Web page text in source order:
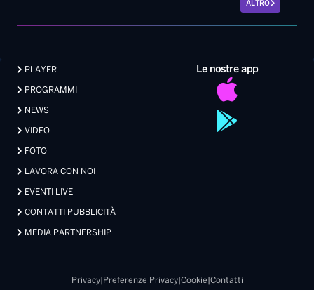
ALTRO
Le nostre app
PLAYER
PROGRAMMI
NEWS
VIDEO
FOTO
LAVORA CON NOI
EVENTI LIVE
CONTATTI PUBBLICITÀ
MEDIA PARTNERSHIP
Privacy| Preferenze Privacy| Cookie Contatti